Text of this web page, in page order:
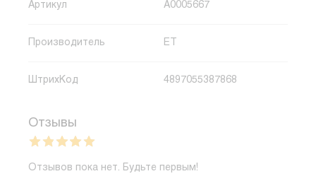
Артикул A0005667
Производитель ET
ШтрихКод 4897055387868
Отзывы
Отзывов пока нет. Будьте первым!